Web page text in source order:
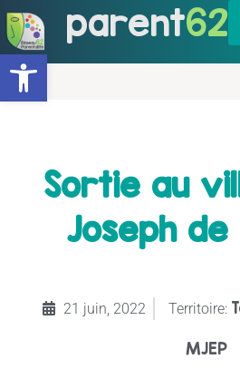
Ouvrir la barre d’outils
parent62
Sortie au
Joseph de
21 juin, 2022 Territoire:
MJEP